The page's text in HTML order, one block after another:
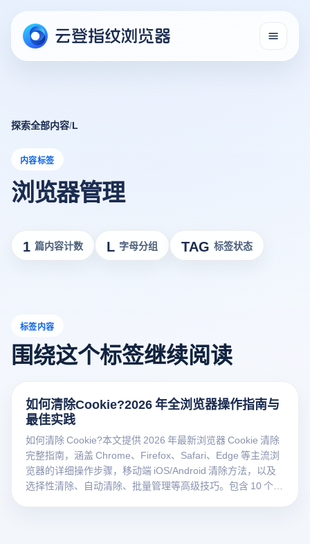
探索全部内容/L
内容标签
浏览器管理
1 篇内容计数 L 字母分组 TAG 标签状态
标签内容
围绕这个标签继续阅读
如何清除Cookie?2026 年全浏览器操作指南与
最佳实践
如何清除 Cookie?本文提供 2026 年最新浏览器 Cookie 清除
完整指南，涵盖 Chrome、Firefox、Safari、Edge 等主流浏
览器的详细操作步骤，移动端 iOS/Android 清除方法，以及
选择性清除、自动清除、批量管理等高级技巧。包含 10 个常